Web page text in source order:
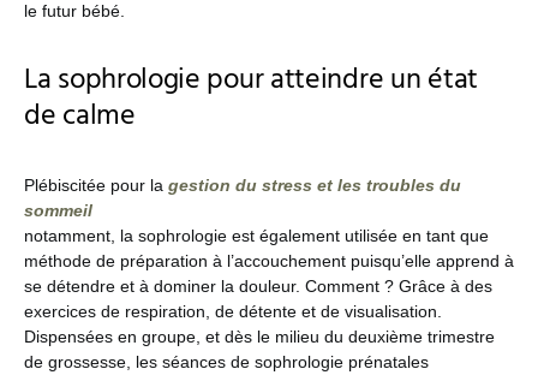
le futur bébé.
La sophrologie pour atteindre un état
de calme
Plébiscitée pour la gestion du stress et les troubles du
sommeil
notamment, la sophrologie est également utilisée en tant que
méthode de préparation à l’accouchement puisqu’elle apprend à
se détendre et à dominer la douleur. Comment ? Grâce à des
exercices de respiration, de détente et de visualisation.
Dispensées en groupe, et dès le milieu du deuxième trimestre
de grossesse, les séances de sophrologie prénatales